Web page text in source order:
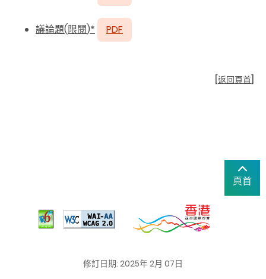
議論題(限閱)* PDF
[返回頁首]
頁首
修訂日期: 2025年 2月 07日